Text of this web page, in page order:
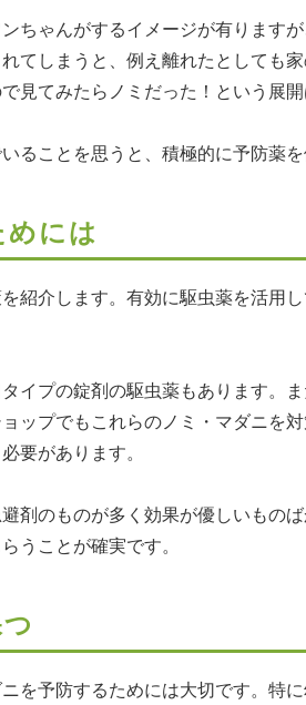
ちゃんがするイメージが有ります
てしまうと、例え離れたとしても
見てみたらノミだった！という展開
ることを思うと、積極的に予防薬
めには
紹介します。有効に駆虫薬を活用
イプの錠剤の駆虫薬もあります。
ップでもこれらのノミ・マダニを
要があります。
剤のものが多く効果が優しいもの
うことが確実です。
を予防するためには大切です。特